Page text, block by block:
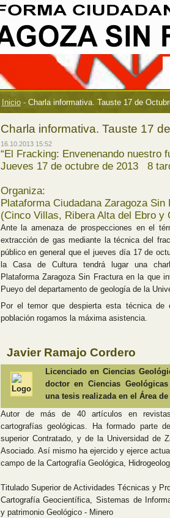
Inicio - Charla informativa. Tauste 17 de
Charla informativa. Tauste 17
16.10.2013 15:52
“El Fracking: Envenenando nuestro
Jueves 17 de octubre de 2013 8
Organiza:
Plataforma Ciudadana Zaragoza Sin
(Cinco Villas, Ribera Alta del Ebro y
Ante la amenaza de prospecciones en el
extracción de gas mediante la técnica del
público en general que el jueves día 17 de
la Casa de Cultura tendrá lugar una
Plataforma Zaragoza Sin Fractura en la que
Pueyo del departamento de geología de la
Por el temor que despierta esta técnica de
población rogamos la máxima asistencia.
Javier Ramajo Cordero
Licenciado en Ciencias
doctor en Ciencias
una tesis realizada en el Área
Autor de más de 40 artículos en
cartografías geológicas. Ha formado parte
superior Contratado, y de la Universidad de
Asociado. Así mismo ha ejercido y ejerce
campo de la Cartografía Geológica,
Titulado Superior de Actividades Técnicas y
Cartografía Geocientífica, Sistemas de
y patrimonio Geológico - Minero